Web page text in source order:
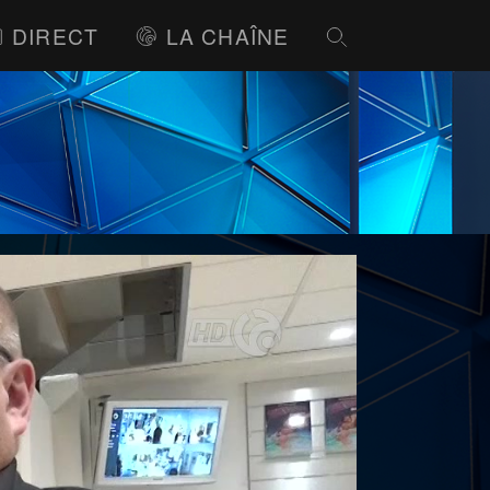
DIRECT LA CHAÎNE